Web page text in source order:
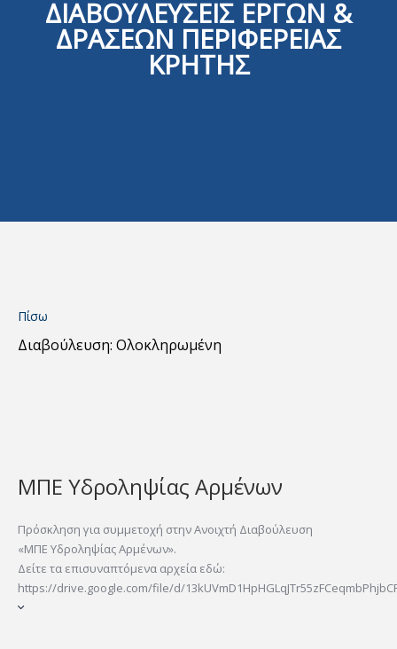
ΔΙΑΒΟΥΛΕΥΣΕΙΣ ΕΡΓΩΝ &
ΔΡΑΣΕΩΝ ΠΕΡΙΦΕΡΕΙΑΣ
ΚΡΗΤΗΣ
Πίσω
Διαβούλευση: Ολοκληρωμένη
ΜΠΕ Υδροληψίας Αρμένων
Πρόσκληση για συμμετοχή στην Ανοιχτή Διαβούλευση
«ΜΠΕ Υδροληψίας Αρμένων».
Δείτε τα επισυναπτόμενα αρχεία εδώ:
https://drive.google.com/file/d/